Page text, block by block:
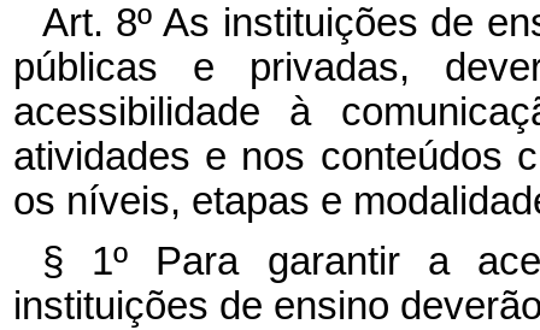
Art. 8º As instituições de
públicas e privadas,
acessibilidade à
atividades e nos conteúdos
os níveis, etapas e
§ 1º Para garantir a
instituições de ensino